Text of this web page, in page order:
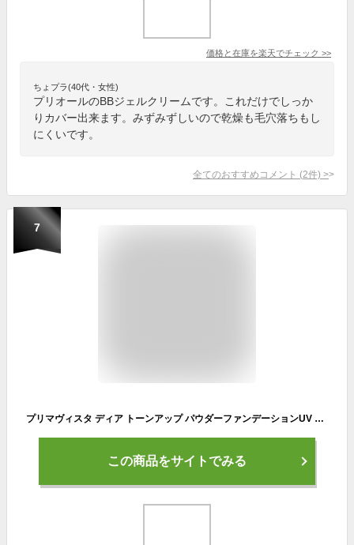
価格と在庫を楽天でチェック >>
ちょプラ(40代・女性)
プリオールのBBジェルクリームです。これだけでしっか
りカバー出来ます。みずみずしいので乾燥も毛穴落ちもし
にくいです。
全てのおすすめコメント (2件) >
7
プリマヴィスタ ディア トーンアップ パウダーファンデーションUV オークル05(9g)【プリマヴィスタ ディア(Primavista Dea)】[プリマヴィスタ ディア ファンデーション カバー力]
この商品をサイトでみる